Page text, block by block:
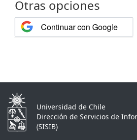
Otras opciones
Continuar con Google
Universidad de Chile
Dirección de Servicios de
(SISIB)